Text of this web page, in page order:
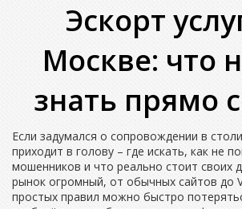
Эскорт
Москве: что
знать прямо
Если задумался о сопровождении в
приходит в голову – где искать, как не
мошенников и что реально стоит своих
рынок огромный, от обычных сайтов до
простых правил можно быстро